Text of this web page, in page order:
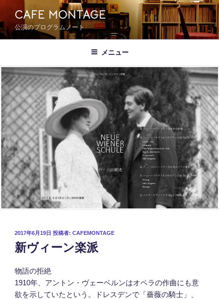
テ
ン
へ
ス
キ
ッ
プ
CAFE MONTAGE
公演のプログラムノート
メニュー
投
稿
日:
2017年6月19日 投稿者: CAFEMONTAGE
新ヴィーン楽派
物語の拒絶
1910年、アントン・ヴェーベルンはオペラの作曲にも意
欲を示していたという。
ドレスデンで「薔薇の騎士」、